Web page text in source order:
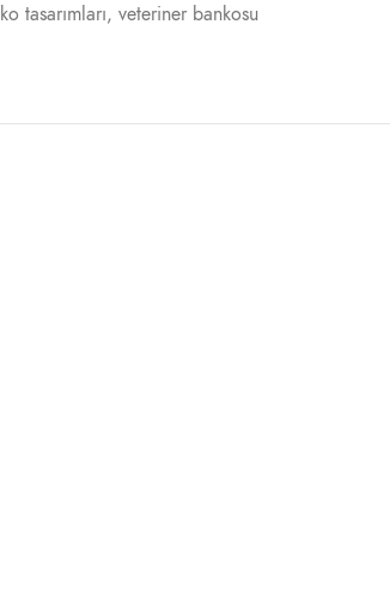
tasarımları, veteriner bankosu